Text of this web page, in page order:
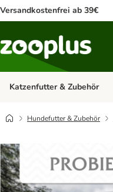
Versandkostenfrei ab 39€
Katzenfutter & Zubehör
Hundefutter & Zubehör